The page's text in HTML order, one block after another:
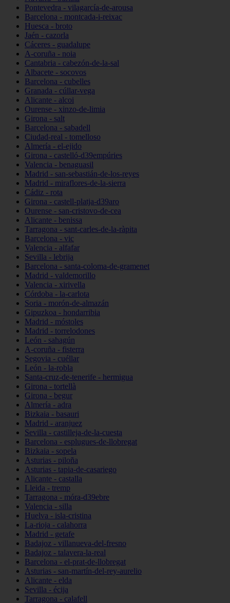
Pontevedra - vilagarcía-de-arousa
Barcelona - montcada-i-reixac
Huesca - broto
Jaén - cazorla
Cáceres - guadalupe
A-coruña - noia
Cantabria - cabezón-de-la-sal
Albacete - socovos
Barcelona - cubelles
Granada - cúllar-vega
Alicante - alcoi
Ourense - xinzo-de-limia
Girona - salt
Barcelona - sabadell
Ciudad-real - tomelloso
Almería - el-ejido
Girona - castelló-d39empúries
Valencia - benaguasil
Madrid - san-sebastián-de-los-reyes
Madrid - miraflores-de-la-sierra
Cádiz - rota
Girona - castell-platja-d39aro
Ourense - san-cristovo-de-cea
Alicante - benissa
Tarragona - sant-carles-de-la-ràpita
Barcelona - vic
Valencia - alfafar
Sevilla - lebrija
Barcelona - santa-coloma-de-gramenet
Madrid - valdemorillo
Valencia - xirivella
Córdoba - la-carlota
Soria - morón-de-almazán
Gipuzkoa - hondarribia
Madrid - móstoles
Madrid - torrelodones
León - sahagún
A-coruña - fisterra
Segovia - cuéllar
León - la-robla
Santa-cruz-de-tenerife - hermigua
Girona - tortellà
Girona - begur
Almería - adra
Bizkaia - basauri
Madrid - aranjuez
Sevilla - castilleja-de-la-cuesta
Barcelona - esplugues-de-llobregat
Bizkaia - sopela
Asturias - piloña
Asturias - tapia-de-casariego
Alicante - castalla
Lleida - tremp
Tarragona - móra-d39ebre
Valencia - silla
Huelva - isla-cristina
La-rioja - calahorra
Madrid - getafe
Badajoz - villanueva-del-fresno
Badajoz - talavera-la-real
Barcelona - el-prat-de-llobregat
Asturias - san-martín-del-rey-aurelio
Alicante - elda
Sevilla - écija
Tarragona - calafell